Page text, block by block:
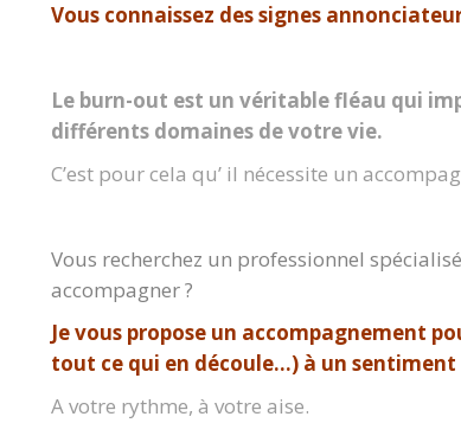
Vous connaissez des signes
Le burn-out est un véritable fléau qui
différents domaines de votre vie.
C’est pour cela qu’ il nécessite un
Vous recherchez un professionnel
accompagner ?
Je vous propose un accompagnement
tout ce qui en découle…) à un
A votre rythme, à votre aise.